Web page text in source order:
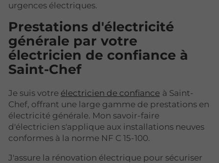
urgences électriques.
Prestations d'électricité
générale par votre
électricien de confiance à
Saint-Chef
Je suis votre électricien de confiance à Saint-
Chef, offrant une large gamme de prestations en
électricité générale. Mon savoir-faire
d'électricien s'applique aux installations neuves
conformes à la norme NF C 15-100.
J'assure la rénovation électrique pour sécuriser